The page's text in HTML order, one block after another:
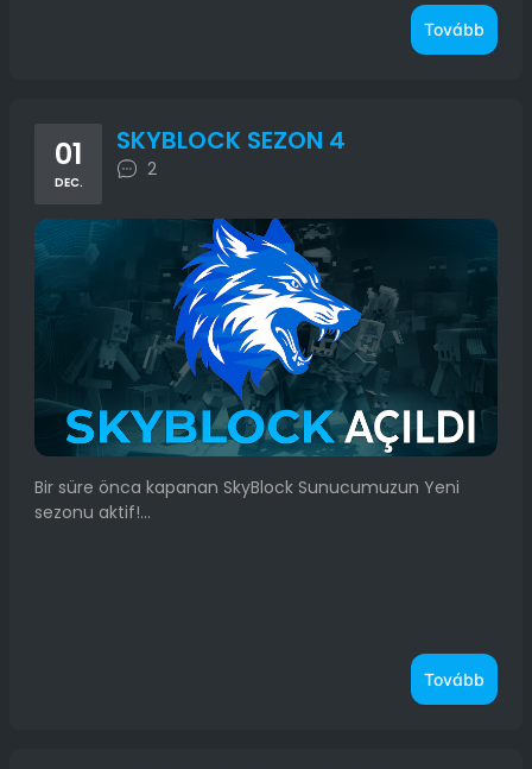
Tovább
01
DEC.
SKYBLOCK SEZON 4
2
Bir süre önca kapanan SkyBlock Sunucumuzun Yeni
sezonu aktif!...
Tovább